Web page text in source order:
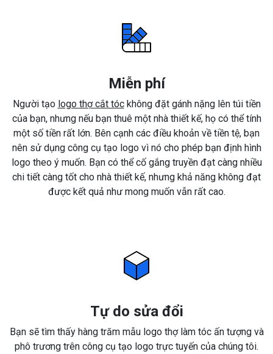
Miễn phí
Người tạo logo thợ cắt tóckhông đặt gánh nặng lên túi tiền
của bạn, nhưng nếu bạn thuê một nhà thiết kế, họ có thể tính
một số tiền rất lớn. Bên cạnh các điều khoản về tiền tệ, bạn
nên sử dụng công cụ tạo logo vì nó cho phép bạn định hình
logo theo ý muốn. Bạn có thể cố gắng truyền đạt càng nhiều
chi tiết càng tốt cho nhà thiết kế, nhưng khả năng không đạt
được kết quả như mong muốn vẫn rất cao.
Tự do sửa đổi
Bạn sẽ tìm thấy hàng trăm mẫu logo thợ làm tóc ấn tượng và
phô trương trên công cụ tạo logo trực tuyến của chúng tôi.